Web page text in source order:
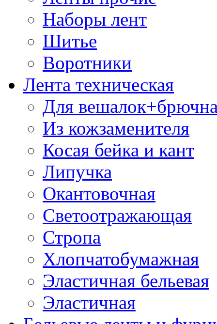
Наборы лент
Шитье
Воротники
Лента техническая
Для
Из кожзаменителя
Косая бейка и кант
Липучка
Окантовочная
Светоотражающая
Стропа
Хлопчатобумажная
Эластичная бельевая
Эластичная